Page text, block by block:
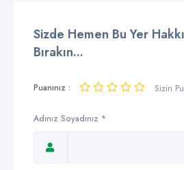
Sizde Hemen Bu Yer
Bırakın...
Puanınız : Sizin
Adınız Soyadınız *